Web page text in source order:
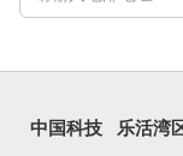
中国科技 乐活湾